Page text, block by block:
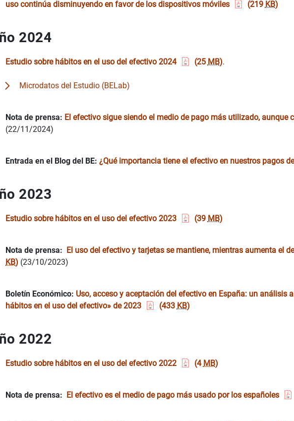
de España
uso continúa disminuyendo en favor de los dispositivos móviles
(219 KB)
2024
Estudio sobre hábitos en el uso del efectivo 2024 (25 MB).
Microdatos del Estudio (BELab)
Nota de prensa: El efectivo sigue siendo el medio de pago más utilizado, aunque
(22/11/2024)
Entrada en el Blog del BE: ¿Qué importancia tiene el efectivo en nuestros pagos
2023
Estudio sobre hábitos en el uso del efectivo 2023 (39 MB)
Nota de prensa: El uso del efectivo y tarjetas se mantiene, mientras aumenta el
KB) (23/10/2023)
Boletín Económico: Uso, acceso y aceptación del efectivo en España: un análisis
hábitos en el uso del efectivo» de 2023
(433 KB)
2022
Estudio sobre hábitos en el uso del efectivo 2022 (4 MB)
Nota de prensa: El efectivo es el medio de pago más usado por los españoles